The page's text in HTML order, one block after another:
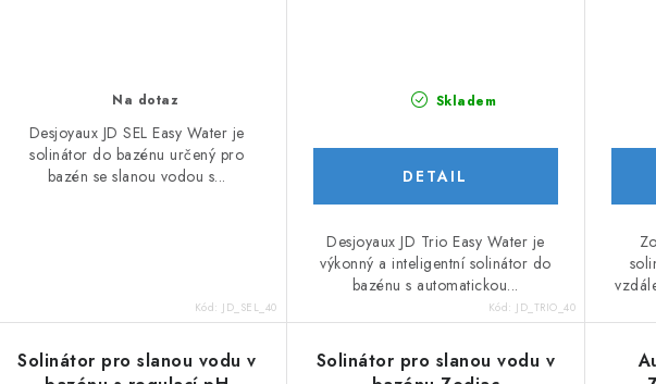
u
k
t
Na dotaz
Desjoyaux JD SEL Easy Water je
solinátor do bazénu určený pro
bazén se slanou vodou s...
Kód: JD_SEL_40
Skladem
Desjoyaux JD Trio Easy Water je
výkonný a inteligentní solinátor do
bazénu s automatickou...
Kód: JD_TRIO_40
Solinátor pro slanou vodu v
Solinátor pro slanou vodu v